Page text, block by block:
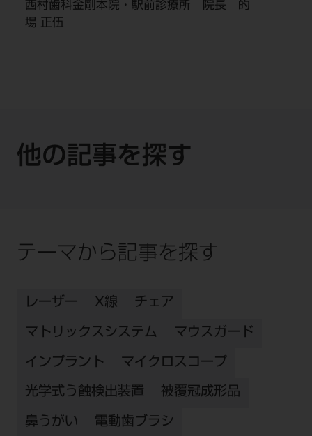
西村歯科金剛本院・駅前診療所 院長 的
場 正伍
他の記事を探す
テーマから記事を探す
レーザー X線 チェア
マトリックスシステム マウスガード
インプラント マイクロスコープ
光学式う蝕検出装置 被覆冠成形品
鼻うがい 電動歯ブラシ